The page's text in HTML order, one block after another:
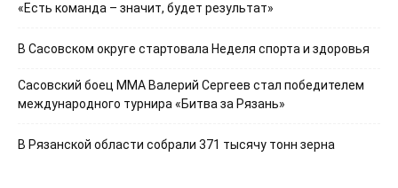
«Есть команда – значит, будет результат»
В Сасовском округе стартовала Неделя спорта и здоровья
Сасовский боец ММА Валерий Сергеев стал победителем
международного турнира «Битва за Рязань»
В Рязанской области собрали 371 тысячу тонн зерна